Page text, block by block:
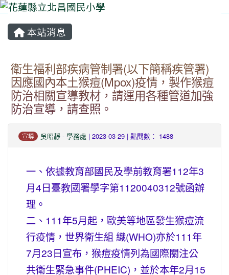
本站消息
衛生福利部疾病管制署(以下簡稱疾管署)
因應國內本土猴痘(Mpox)疫情，製作猴痘
防治相關宣導教材，請運用各種管道加強
防治宣導，請查照。
宣導 吳昭靜 - 學務處 | 2023-03-29 | 點閱數： 1488
一、依據教育部國民及學前教育署112年3
月4日臺教國署學字第1120040312號函辦
理。
二、111年5月起，歐美等地區發生猴痘流
行疫情，世界衛生組 織(WHO)亦於111年
7月23日宣布，猴痘疫情列為國際關注公
共衛生緊急事件(PHEIC)，並於本年2月15